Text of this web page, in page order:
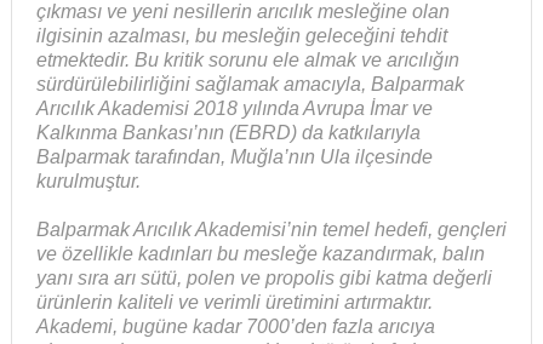
çıkması ve yeni nesillerin arıcılık mesleğine olan
ilgisinin azalması, bu mesleğin geleceğini tehdit
etmektedir. Bu kritik sorunu ele almak ve arıcılığın
sürdürülebilirliğini sağlamak amacıyla, Balparmak
Arıcılık Akademisi 2018 yılında Avrupa İmar ve
Kalkınma Bankası’nın (EBRD) da katkılarıyla
Balparmak tarafından, Muğla’nın Ula ilçesinde
kurulmuştur.
Balparmak Arıcılık Akademisi’nin temel hedefi, gençleri
ve özellikle kadınları bu mesleğe kazandırmak, balın
yanı sıra arı sütü, polen ve propolis gibi katma değerli
ürünlerin kaliteli ve verimli üretimini artırmaktır.
Akademi, bugüne kadar 7000’den fazla arıcıya